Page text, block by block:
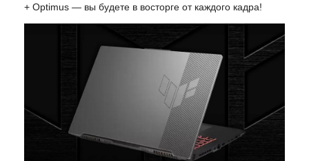
+ Optimus — вы будете в восторге от каждого кадра!